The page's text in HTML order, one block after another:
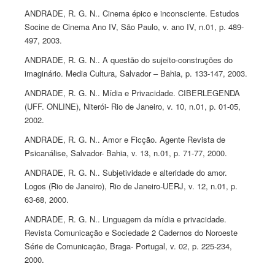
ANDRADE, R. G. N.. Cinema épico e inconsciente. Estudos
Socine de Cinema Ano IV, São Paulo, v. ano IV, n.01, p. 489-
497, 2003.
ANDRADE, R. G. N.. A questão do sujeito-construções do
imaginário. Media Cultura, Salvador – Bahia, p. 133-147, 2003.
ANDRADE, R. G. N.. Mídia e Privacidade. CIBERLEGENDA
(UFF. ONLINE), Niterói- Rio de Janeiro, v. 10, n.01, p. 01-05,
2002.
ANDRADE, R. G. N.. Amor e Ficção. Agente Revista de
Psicanálise, Salvador- Bahia, v. 13, n.01, p. 71-77, 2000.
ANDRADE, R. G. N.. Subjetividade e alteridade do amor.
Logos (Rio de Janeiro), Rio de Janeiro-UERJ, v. 12, n.01, p.
63-68, 2000.
ANDRADE, R. G. N.. Linguagem da mídia e privacidade.
Revista Comunicação e Sociedade 2 Cadernos do Noroeste
Série de Comunicação, Braga- Portugal, v. 02, p. 225-234,
2000.